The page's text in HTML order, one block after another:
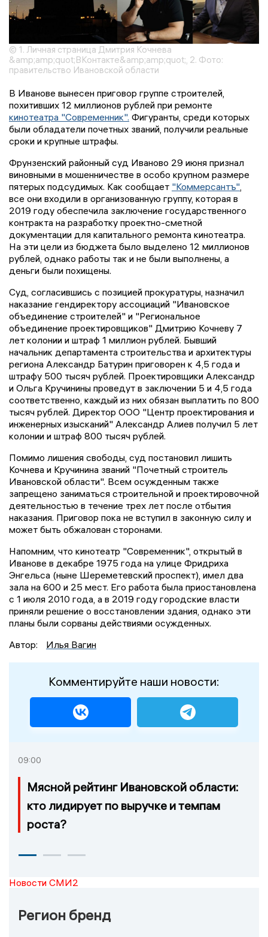
© 1. Личная страница Дмитрия Кочнева
&amp;amp;quot;ВКонтакте&amp;amp;quot;, 2. Фото:
правительство Ивановской области
В Иванове вынесен приговор группе строителей,
похитивших 12 миллионов рублей при ремонте
кинотеатра "Современник". Фигуранты, среди которых
были обладатели почетных званий, получили реальные
сроки и крупные штрафы.
Фрунзенский районный суд Иваново 29 июня признал
виновными в мошенничестве в особо крупном размере
пятерых подсудимых. Как сообщает "Коммерсантъ",
все они входили в организованную группу, которая в
2019 году обеспечила заключение государственного
контракта на разработку проектно-сметной
документации для капитального ремонта кинотеатра.
На эти цели из бюджета было выделено 12 миллионов
рублей, однако работы так и не были выполнены, а
деньги были похищены.
Суд, согласившись с позицией прокуратуры, назначил
наказание гендиректору ассоциаций "Ивановское
объединение строителей" и "Региональное
объединение проектировщиков" Дмитрию Кочневу 7
лет колонии и штраф 1 миллион рублей. Бывший
начальник департамента строительства и архитектуры
региона Александр Батурин приговорен к 4,5 года и
штрафу 500 тысяч рублей. Проектировщики Александр
и Ольга Кручинины проведут в заключении 5 и 4,5 года
соответственно, каждый из них обязан выплатить по 800
тысяч рублей. Директор ООО "Центр проектирования и
инженерных изысканий" Александр Алиев получил 5 лет
колонии и штраф 800 тысяч рублей.
Помимо лишения свободы, суд постановил лишить
Кочнева и Кручинина званий "Почетный строитель
Ивановской области". Всем осужденным также
запрещено заниматься строительной и проектировочной
деятельностью в течение трех лет после отбытия
наказания. Приговор пока не вступил в законную силу и
может быть обжалован сторонами.
Напомним, что кинотеатр "Современник", открытый в
Иванове в декабре 1975 года на улице Фридриха
Энгельса (ныне Шереметевский проспект), имел два
зала на 600 и 25 мест. Его работа была приостановлена
с 1 июля 2010 года, а в 2019 году городские власти
приняли решение о восстановлении здания, однако эти
планы были сорваны действиями осужденных.
Автор:
Илья Вагин
Комментируйте наши новости:
09:00
Мясной рейтинг Ивановской области:
кто лидирует по выручке и темпам
роста?
Новости СМИ2
Регион бренд